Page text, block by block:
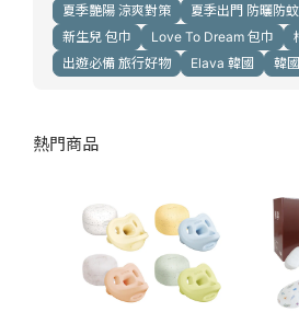
夏季艷陽 涼爽對策 夏季出門 防曬防蚊
新生兒 包巾
Love To Dream 包巾
出遊必備 旅行好物
Elava 韓國 韓
熱門商品